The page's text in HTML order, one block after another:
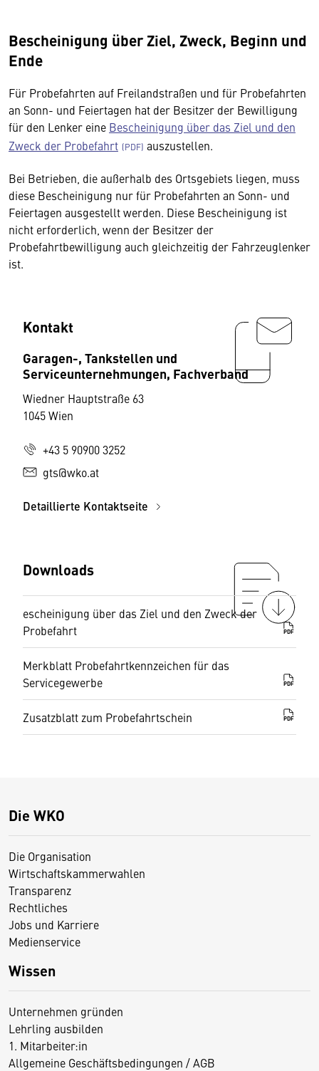
Bescheinigung über Ziel, Zweck, Beginn und
Ende
Für Probefahrten auf Freilandstraßen und für Probefahrten
an Sonn- und Feiertagen hat der Besitzer der Bewilligung
für den Lenker eine Bescheinigung über das Ziel und den
Zweck der Probefahrt
auszustellen.
Bei Betrieben, die außerhalb des Ortsgebiets liegen, muss
diese Bescheinigung nur für Probefahrten an Sonn- und
Feiertagen ausgestellt werden. Diese Bescheinigung ist
nicht erforderlich, wenn der Besitzer der
Probefahrtbewilligung auch gleichzeitig der Fahrzeuglenker
ist.
Kontakt
Garagen-, Tankstellen und
Serviceunternehmungen, Fachverband
Wiedner Hauptstraße 63
1045 Wien
+43 5 90900 3252
gts@wko.at
Detaillierte Kontaktseite
Downloads
escheinigung über das Ziel und den Zweck der
Probefahrt
PDF
Merkblatt Probefahrtkennzeichen für das
Servicegewerbe
PDF
Zusatzblatt zum Probefahrtschein PDF
Die WKO
Die Organisation
Wirtschaftskammerwahlen
Transparenz
Rechtliches
Jobs und Karriere
Medienservice
Wissen
Unternehmen gründen
Lehrling ausbilden
1. Mitarbeiter:in
Allgemeine Geschäftsbedingungen / AGB